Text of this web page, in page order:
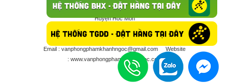
Kho hàng 2 : 68/2X Ấp Đông 1 , Xã Thới Tam Thôn ,
Huyện Hóc Môn
Điện thoại : 028 625 66506 - 0909 682 189 - 082 7158
413 - 096 298 10 17 - 0961 208 617
Email : vanphongphamkhanhngoc@gmail.com
Website
: www.vanphongphamkhanhngoc.com